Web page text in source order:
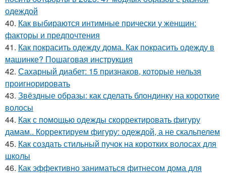
одеждой
40. Как выбираются интимные прически у женщин:
факторы и предпочтения
41. Как покрасить одежду дома. Как покрасить одежду в
машинке? Пошаговая инструкция
42. Сахарный диабет: 15 признаков, которые нельзя
проигнорировать
43. Звёздные образы: как сделать блондинку на короткие
волосы
44. Как с помощью одежды скорректировать фигуру
дамам.. Корректируем фигуру: одеждой, а не скальпелем
45. Как создать стильный пучок на коротких волосах для
школы
46. Как эффективно заниматься фитнесом дома для